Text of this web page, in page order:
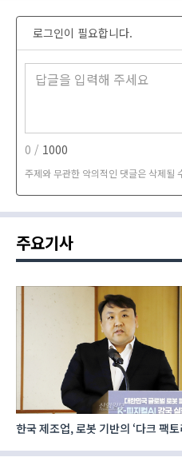
로그인이 필요합니다.
0 / 1000
주제와 무관한 악의적인 댓글은 삭제될
주요기사
한국 제조업, 로봇 기반의 ‘다크 팩토